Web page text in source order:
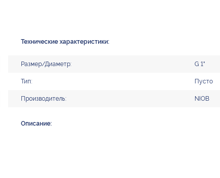
Технические характеристики:
Размер/Диаметр: G 1"
Тип: Пусто
Производитель: NIOB
Описание: